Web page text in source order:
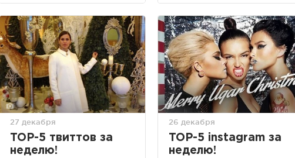
27 декабря
TOP-5 твиттов за
неделю!
26 декабря
TOP-5 instagram за
неделю!